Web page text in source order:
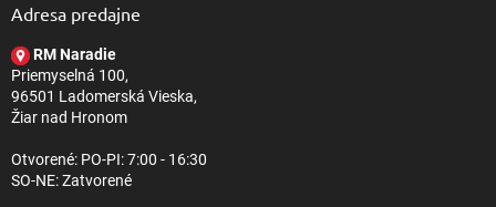
Adresa predajne
RM Naradie
Priemyselná 100,
96501 Ladomerská Vieska,
Žiar nad Hronom
Otvorené: PO-PI: 7:00 - 16:30
SO-NE: Zatvorené